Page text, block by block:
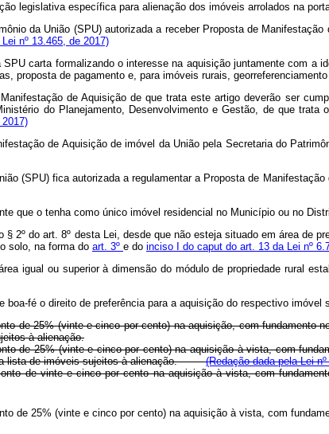
legislativa específica para alienação dos imóveis arrolados na
da União (SPU) autorizada a receber Proposta de
nº 13.465, de 2017)
SPU carta formalizando o interesse na aquisição juntamente com
proposta de pagamento e, para imóveis rurais,
de Aquisição de que trata este artigo deverão ser
do Planejamento, Desenvolvimento e Gestão, de que
de Aquisição de imóvel da União pela Secretaria do
(SPU) fica autorizada a regulamentar a Proposta de
que o tenha como único imóvel residencial no Município ou no
§ 2º do art. 8º desta Lei, desde que não esteja situado em área de
solo, na forma do art. 3º e do inciso I do caput do art. 13 da Lei nº
igual ou superior à dimensão do módulo de propriedade rural
boa-fé o direito de preferência para a aquisição do respectivo imóvel
de 25% (vinte e cinco por cento) na aquisição, com fundamento
à alienação.
de 25% (vinte e cinco por cento) na aquisição à vista, com
na lista de imóveis sujeitos à alienação.(Redação dada pela Lei
de vinte e cinco por cento na aquisição à vista, com
de 25% (vinte e cinco por cento) na aquisição à vista, com